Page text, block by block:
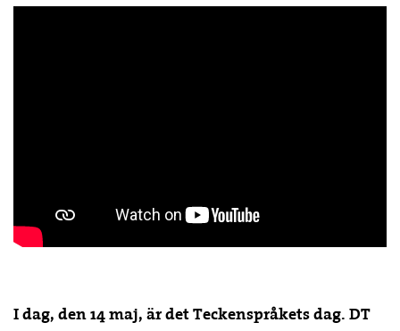
I dag, den 14 maj, är det Teckenspråkets dag. DT